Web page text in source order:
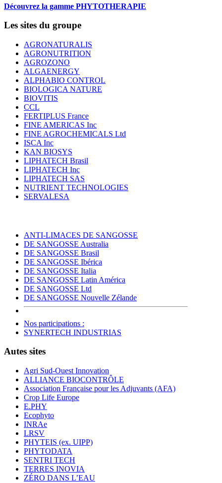
Découvrez la gamme PHYTOTHERAPIE
Les sites du groupe
AGRONATURALIS
AGRONUTRITION
AGROZONO
ALGAENERGY
ALPHABIO CONTROL
BIOLOGICA NATURE
BIOVITIS
CCL
FERTIPLUS France
FINE AMERICAS Inc
FINE AGROCHEMICALS Ltd
ISCA Inc
KAN BIOSYS
LIPHATECH Brasil
LIPHATECH Inc
LIPHATECH SAS
NUTRIENT TECHNOLOGIES
SERVALESA
ANTI-LIMACES DE SANGOSSE
DE SANGOSSE Australia
DE SANGOSSE Brasil
DE SANGOSSE Ibérica
DE SANGOSSE Italia
DE SANGOSSE Latin América
DE SANGOSSE Ltd
DE SANGOSSE Nouvelle Zélande
Nos participations :
SYNERTECH INDUSTRIAS
Autes sites
Agri Sud-Ouest Innovation
ALLIANCE BIOCONTRÔLE
Association Française pour les Adjuvants (AFA)
Crop Life Europe
E.PHY
Ecophyto
INRAe
LRSV
PHYTEIS (ex. UIPP)
PHYTODATA
SENTRI TECH
TERRES INOVIA
ZÉRO DANS L’EAU